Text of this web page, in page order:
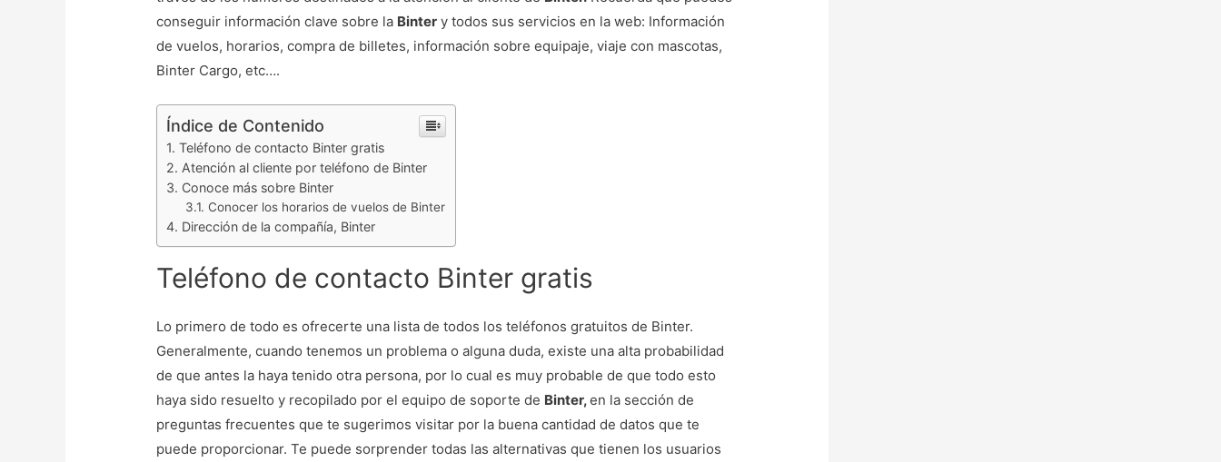
conseguir información clave sobre la Binter y todos sus servicios en la web: Información
de vuelos, horarios, compra de billetes, información sobre equipaje, viaje con mascotas,
Binter Cargo, etc….
Índice de Contenido
Teléfono de contacto Binter gratis
Atención al cliente por teléfono de Binter
Conoce más sobre Binter
Conocer los horarios de vuelos de Binter
Dirección de la compañía, Binter
Teléfono de contacto Binter gratis
Lo primero de todo es ofrecerte una lista de todos los teléfonos gratuitos de Binter.
Generalmente, cuando tenemos un problema o alguna duda, existe una alta probabilidad
de que antes la haya tenido otra persona, por lo cual es muy probable de que todo esto
haya sido resuelto y recopilado por el equipo de soporte de Binter,en la sección de
preguntas frecuentes que te sugerimos visitar por la buena cantidad de datos que te
puede proporcionar. Te puede sorprender todas las alternativas que tienen los usuarios